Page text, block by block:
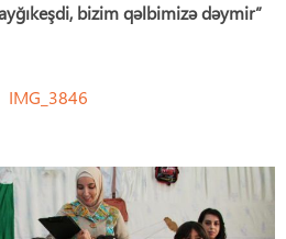
bizim qəlbimizə dəymir”